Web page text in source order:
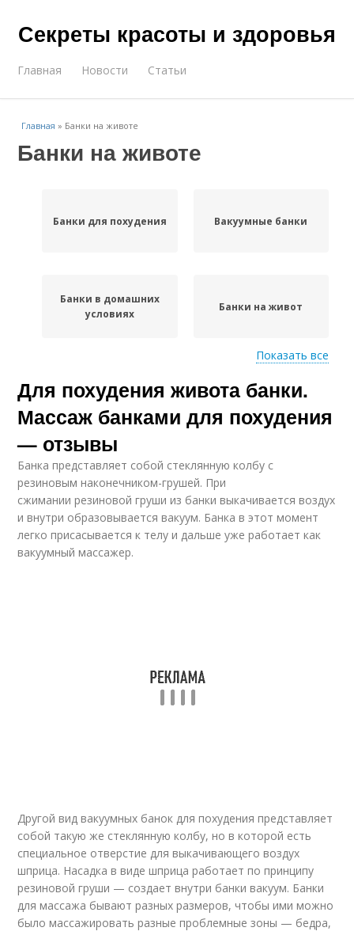
Секреты красоты и здоровья
Главная Новости Статьи
Главная » Банки на животе
Банки на животе
Банки для похудения Вакуумные банки
Банки в домашних
условиях
Банки на живот
Массаж на животе Банки от целлюлита
Живот без банок Вакуумная банка
Массаж для плоского
Показать все
Для похудения живота банки.
Массаж банками для похудения
— отзывы
Банка представляет собой стеклянную колбу с
резиновым наконечником-грушей. При
сжимании резиновой груши из банки выкачивается воздух
и внутри образовывается вакуум. Банка в этот момент
легко присасывается к телу и дальше уже работает как
вакуумный массажер.
Другой вид вакуумных банок для похудения представляет
собой такую же стеклянную колбу, но в которой есть
специальное отверстие для выкачивающего воздух
шприца. Насадка в виде шприца работает по принципу
резиновой груши — создает внутри банки вакуум. Банки
для массажа бывают разных размеров, чтобы ими можно
было массажировать разные проблемные зоны — бедра,